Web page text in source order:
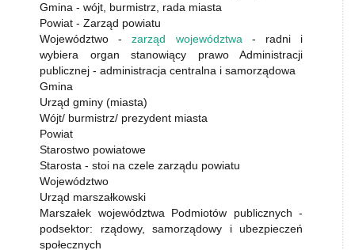
Gmina - wójt, burmistrz, rada miasta
Powiat - Zarząd powiatu
Województwo -zarząd województwa - radni i
wybiera organ stanowiący prawo Administracji
publicznej - administracja centralna i samorządowa
Gmina
Urząd gminy (miasta)
Wójt/ burmistrz/ prezydent miasta
Powiat
Starostwo powiatowe
Starosta - stoi na czele zarządu powiatu
Województwo
Urząd marszałkowski
Marszałek województwa Podmiotów publicznych -
podsektor: rządowy, samorządowy i ubezpieczeń
społecznych